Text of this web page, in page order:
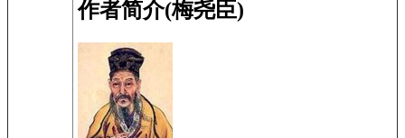
作者简介(梅尧臣)